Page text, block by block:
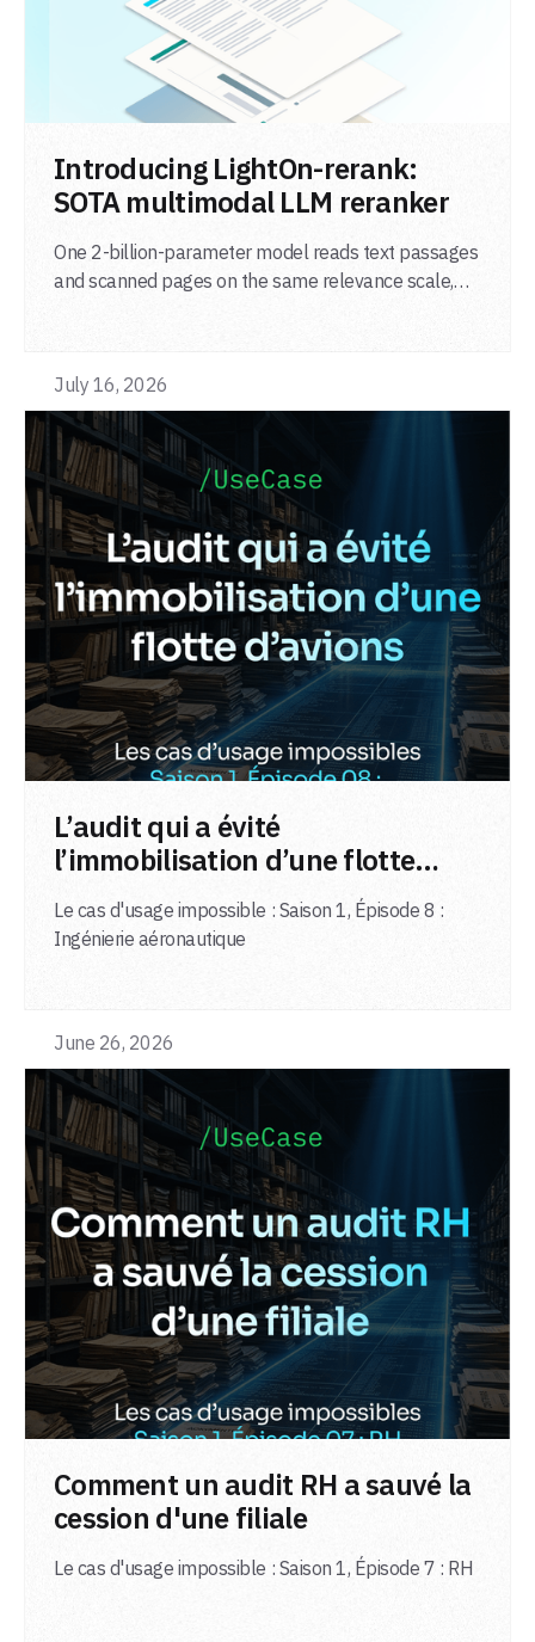
Introducing LightOn-rerank:
SOTA multimodal LLM reranker
One 2-billion-parameter model reads text passages
and scanned pages on the same relevance scale,
July 16, 2026
L’audit qui a évité
l’immobilisation d’une flotte
d’avions
Le cas d'usage impossible : Saison 1, Épisode 8 :
Ingénierie aéronautique
June 26, 2026
Comment un audit RH a sauvé la
cession d'une filiale
Le cas d'usage impossible : Saison 1, Épisode 7 : RH